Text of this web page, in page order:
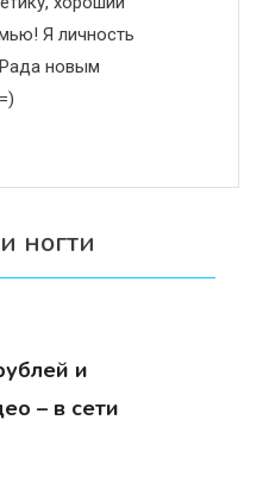
Я личность
новым
ногти
и
– в сети